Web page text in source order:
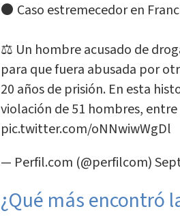
⚫ Caso estremecedor en
⚖️ Un hombre acusado de
para que fuera abusada por
20 años de prisión. En esta
violación de 51 hombres,
pic.twitter.com/oNNwiwWgDl
— Perfil.com (@perfilcom)
¿Qué más encontró